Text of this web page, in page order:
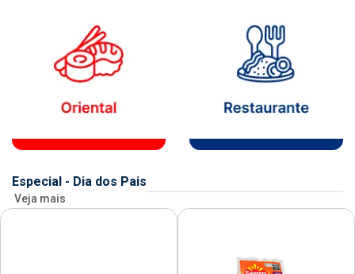
Especial - Dia dos Pais
Veja mais